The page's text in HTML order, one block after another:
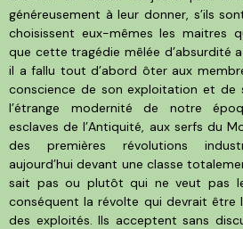
généreusement à leur donner, s’ils
choisissent eux-mêmes les maitres
que cette tragédie mêlée d’absurdité
il a fallu tout d’abord ôter aux
conscience de son exploitation et de
l’étrange modernité de notre
esclaves de l’Antiquité, aux serfs du
des premières révolutions
aujourd’hui devant une classe
sait pas ou plutôt qui ne veut pas
conséquent la révolte qui devrait être
des exploités. Ils acceptent sans